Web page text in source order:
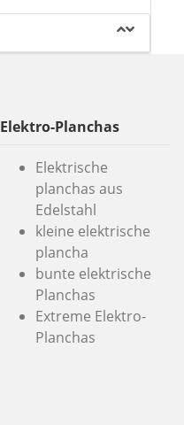
Elektro-Planchas
Elektrische
planchas aus
Edelstahl
kleine elektrische
plancha
bunte elektrische
Planchas
Extreme Elektro-
Planchas